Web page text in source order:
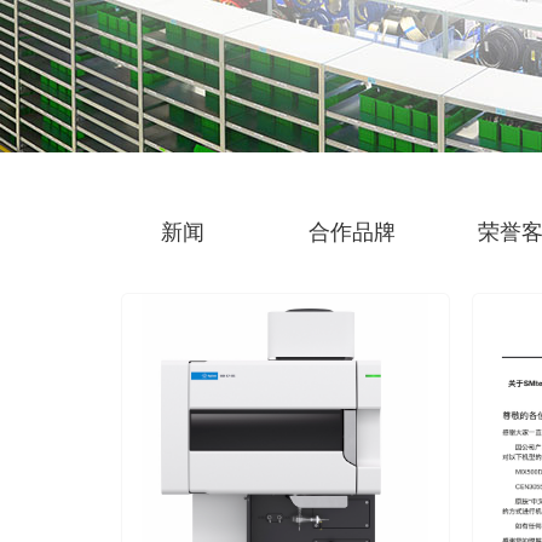
新闻 合作品牌 荣誉